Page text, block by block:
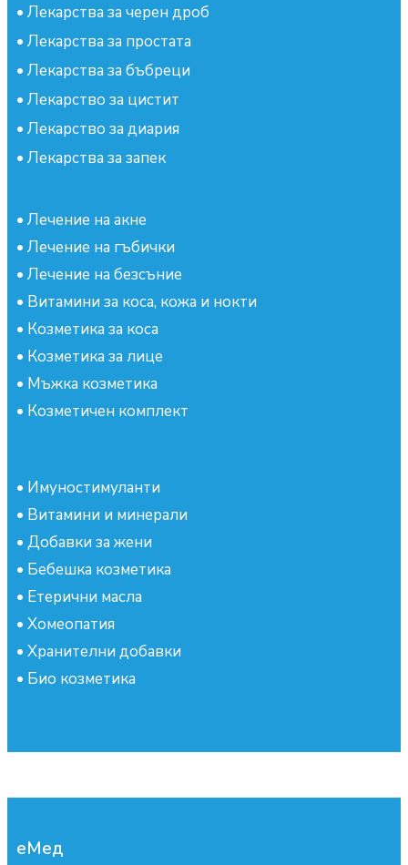
• Лекарства за черен дроб
• Лекарства за простата
• Лекарства за бъбреци
• Лекарство за цистит
• Лекарство за диария
• Лекарства за запек
• Лечение на акне
• Лечение на гъбички
• Лечение на безсъние
• Витамини за коса, кожа и нокти
• Козметика за коса
• Козметика за лице
• Мъжка козметика
• Козметичен комплект
• Имуностимуланти
• Витамини и минерали
• Добавки за жени
• Бебешка козметика
• Етерични масла
• Хомеопатия
• Хранителни добавки
• Био козметика
еМед